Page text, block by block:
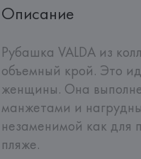
Описание
Рубашка VALDA из
объемный крой. Это
женщины. Она
манжетами и
незаменимой как для
пляже.